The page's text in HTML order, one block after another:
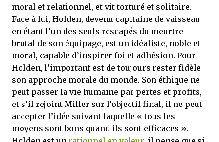
moral et relationnel, et vit torturé et solitaire.
Face à lui, Holden, devenu capitaine de vaisseau
en étant l’un des seuls rescapés du meurtre
brutal de son équipage, est un idéaliste, noble et
moral, capable d’inspirer foi et adhésion. Pour
Holden, l’important est de toujours rester fidèle
son approche morale du monde. Son éthique ne
peut passer la vie humaine par pertes et profits,
et s’il rejoint Miller sur l’objectif final, il ne peut
accepter l’idée suivant laquelle « tous les
moyens sont bons quand ils sont efficaces ».